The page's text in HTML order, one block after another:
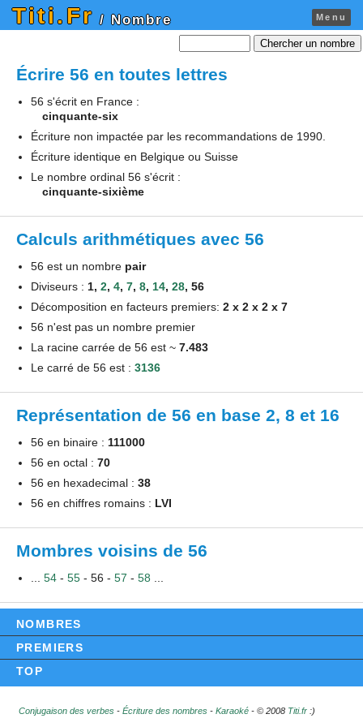
Titi.Fr / Nombre Menu
Chercher un nombre
Écrire 56 en toutes lettres
56 s'écrit en France :
cinquante-six
Écriture non impactée par les recommandations de 1990.
Écriture identique en Belgique ou Suisse
Le nombre ordinal 56 s'écrit :
cinquante-sixième
Calculs arithmétiques avec 56
56 est un nombre pair
Diviseurs : 1, 2, 4, 7, 8, 14, 28, 56
Décomposition en facteurs premiers: 2 x 2 x 2 x 7
56 n'est pas un nombre premier
La racine carrée de 56 est ~ 7.483
Le carré de 56 est : 3136
Représentation de 56 en base 2, 8 et 16
56 en binaire : 111000
56 en octal : 70
56 en hexadecimal : 38
56 en chiffres romains : LVI
Mombres voisins de 56
54- 55- 56 - 57 - 58
NOMBRES
PREMIERS
TOP
Conjugaison des verbes- Écriture des nombres- Karaoké- © 2008 Titi.fr:)